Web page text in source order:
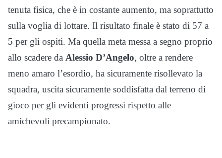
tenuta fisica, che è in costante aumento, ma soprattutto
sulla voglia di lottare. Il risultato finale è stato di 57 a
5 per gli ospiti. Ma quella meta messa a segno proprio
allo scadere da Alessio D’Angelo, oltre a rendere
meno amaro l’esordio, ha sicuramente risollevato la
squadra, uscita sicuramente soddisfatta dal terreno di
gioco per gli evidenti progressi rispetto alle
amichevoli precampionato.